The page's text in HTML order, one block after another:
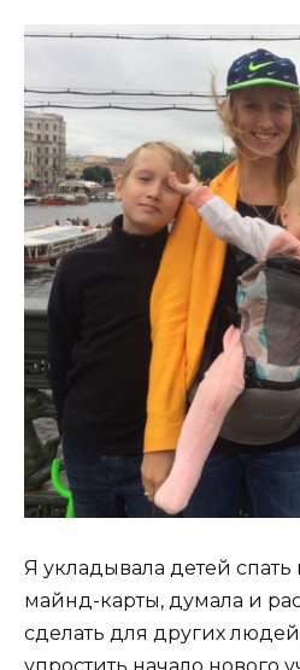
Я укладывала детей
майнд-карты, думала и
сделать для других
упростить начало нового